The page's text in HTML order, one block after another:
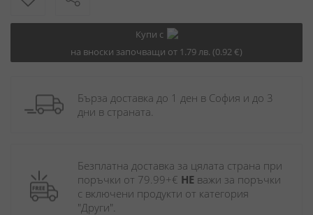
Купи с
на вноски започващи от 1.79 лв. (0.92 €)
Бърза доставка до 1 ден в София и до 3
дни в страната.
Безплатна доставка за цялата страна при
поръчки от 79.99+€ НЕ важи за поръчки
с включени продукти от категория
"Други".